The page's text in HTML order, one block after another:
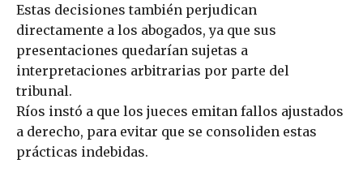
Estas decisiones también perjudican
directamente a los abogados, ya que sus
presentaciones quedarían sujetas a
interpretaciones arbitrarias por parte del
tribunal.
Ríos instó a que los jueces emitan fallos ajustados
a derecho, para evitar que se consoliden estas
prácticas indebidas.